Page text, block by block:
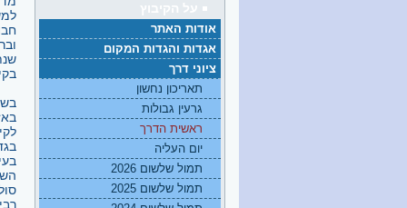
על הקיבוץ
אודות האתר
אגדות והגדות המקום
ציוני דרך
תאריכון נחשון
גרעין גבולות
ראשית הדרך
יום העליה
תמול שלשום 2026
תמול שלשום 2025
למשלט-200 (נחשון), על